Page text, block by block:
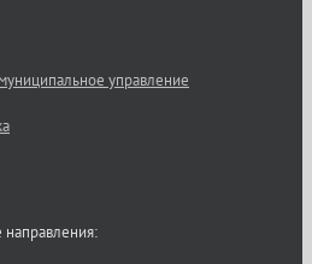
управление
направления: